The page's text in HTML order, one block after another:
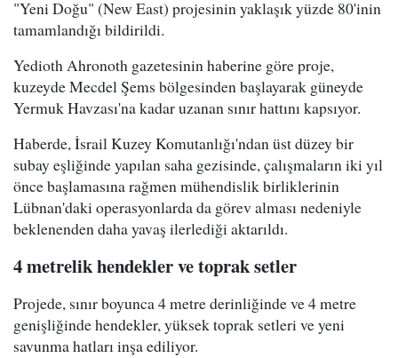
"Yeni Doğu" (New East) projesinin yaklaşık yüzde 80'inin
tamamlandığı bildirildi.
Yedioth Ahronoth gazetesinin haberine göre proje,
kuzeyde Mecdel Şems bölgesinden başlayarak güneyde
Yermuk Havzası'na kadar uzanan sınır hattını kapsıyor.
Haberde, İsrail Kuzey Komutanlığı'ndan üst düzey bir
subay eşliğinde yapılan saha gezisinde, çalışmaların iki yıl
önce başlamasına rağmen mühendislik birliklerinin
Lübnan'daki operasyonlarda da görev alması nedeniyle
beklenenden daha yavaş ilerlediği aktarıldı.
4 metrelik hendekler ve toprak setler
Projede, sınır boyunca 4 metre derinliğinde ve 4 metre
genişliğinde hendekler, yüksek toprak setleri ve yeni
savunma hatları inşa ediliyor.